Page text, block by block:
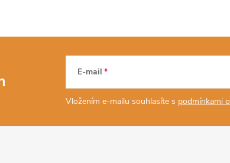
E-mail
Vložením e-mailu souhlasíte s podmínkami